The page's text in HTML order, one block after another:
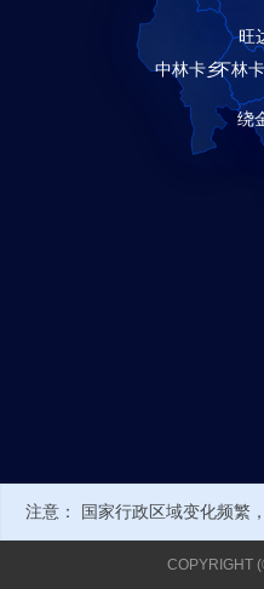
注意： 国家行政区域变化频繁
新的行政编号或名称，可能导
COPYRIGHT